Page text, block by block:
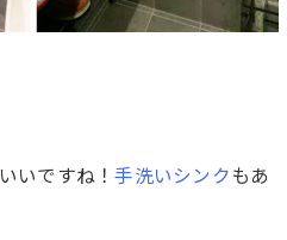
いいですね！手洗いシンクもあ